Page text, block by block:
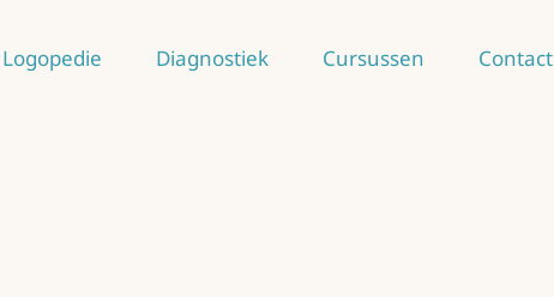
Logopedie Diagnostiek Cursussen Contact